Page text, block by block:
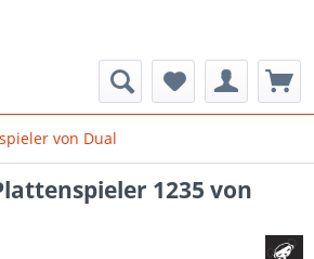
von Dual
1235 von